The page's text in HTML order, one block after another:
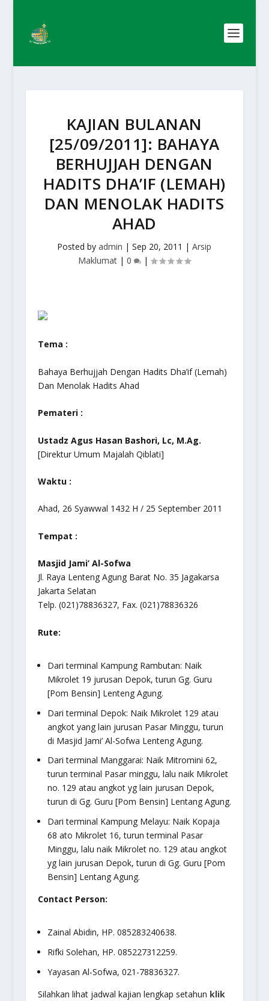
KAJIAN BULANAN
[25/09/2011]: BAHAYA
BERHUJJAH DENGAN
HADITS DHA’IF (LEMAH)
DAN MENOLAK HADITS
AHAD
Posted byadmin |Sep 20, 2011 |Arsip
Maklumat |0 |
Tema :
Bahaya Berhujjah Dengan Hadits Dha’if (Lemah)
Dan Menolak Hadits Ahad
Pemateri :
Ustadz Agus Hasan Bashori, Lc, M.Ag.
[Direktur Umum Majalah Qiblati]
Waktu :
Ahad, 26 Syawwal 1432 H / 25 September 2011
Tempat :
Masjid Jami’ Al-Sofwa
Jl. Raya Lenteng Agung Barat No. 35 Jagakarsa
Jakarta Selatan
Telp. (021)78836327, Fax. (021)78836326
Rute:
Dari terminal Kampung Rambutan: Naik
Mikrolet 19 jurusan Depok, turun Gg. Guru
[Pom Bensin] Lenteng Agung.
Dari terminal Depok: Naik Mikrolet 129 atau
angkot yang lain jurusan Pasar Minggu, turun
di Masjid Jami’ Al-Sofwa Lenteng Agung.
Dari terminal Manggarai: Naik Mitromini 62,
turun terminal Pasar minggu, lalu naik Mikrolet
no. 129 atau angkot yg lain jurusan Depok,
turun di Gg. Guru [Pom Bensin] Lentang Agung.
Dari terminal Kampung Melayu: Naik Kopaja
68 ato Mikrolet 16, turun terminal Pasar
Minggu, lalu naik Mikrolet no. 129 atau angkot
yg lain jurusan Depok, turun di Gg. Guru [Pom
Bensin] Lentang Agung.
Contact Person:
Zainal Abidin, HP. 085283240638.
Rifki Solehan, HP. 085227312259.
Yayasan Al-Sofwa, 021-78836327.
Silahkan lihat jadwal kajian lengkap setahun klik